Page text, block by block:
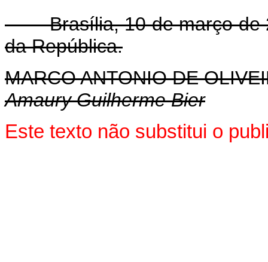
Brasília, 10 de março de
da República.
MARCO ANTONIO DE
Amaury Guilherme Bier
Este texto não substitui o